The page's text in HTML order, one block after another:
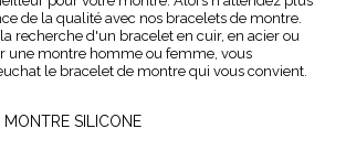
de la qualité avec nos bracelets de montre.
recherche d'un bracelet en cuir, en acier ou
une montre homme ou femme, vous
le bracelet de montre qui vous convient.
MONTRE SILICONE